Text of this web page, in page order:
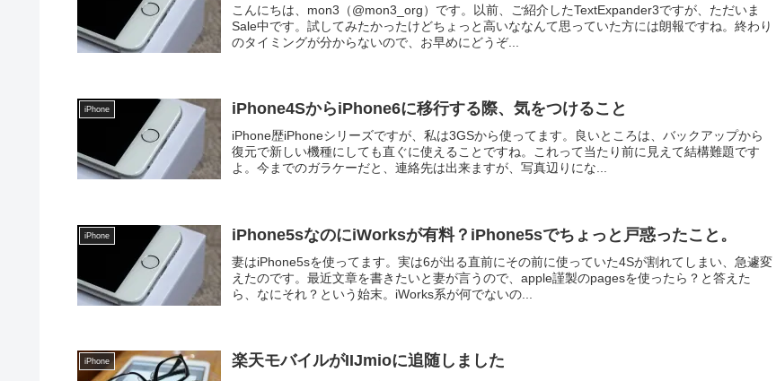
こんにちは、mon3（@mon3_org）です。以前、ご紹介したTextExpander3ですが、ただいま
Sale中です。試してみたかったけどちょっと高いななんて思っていた方には朗報ですね。終わり
のタイミングが分からないので、お早めにどうぞ...
iPhone iPhone4SからiPhone6に移行する際、気をつけること
iPhone歴iPhoneシリーズですが、私は3GSから使ってます。良いところは、バックアップから
復元で新しい機種にしても直ぐに使えることですね。これって当たり前に見えて結構難題です
よ。今までのガラケーだと、連絡先は出来ますが、写真辺りにな...
iPhone iPhone5sなのにiWorksが有料？iPhone5sでちょっと戸惑ったこと。
妻はiPhone5sを使ってます。実は6が出る直前にその前に使っていた4Sが割れてしまい、急遽変
えたのです。最近文章を書きたいと妻が言うので、apple謹製のpagesを使ったら？と答えた
ら、なにそれ？という始末。iWorks系が何でないの...
iPhone 楽天モバイルがIIJmioに追随しました